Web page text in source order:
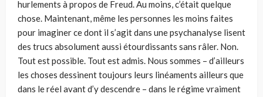
hurlements à propos de Freud. Au moins, c’était quelque
chose. Maintenant, même les personnes les moins faites
pour imaginer ce dont il s’agit dans une psychanalyse lisent
des trucs absolument aussi étourdissants sans râler. Non.
Tout est possible. Tout est admis. Nous sommes – d’ailleurs
les choses dessinent toujours leurs linéaments ailleurs que
dans le réel avant d’y descendre – dans le régime vraiment